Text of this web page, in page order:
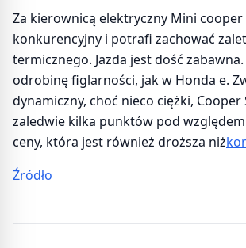
Za kierownicą elektryczny Mini
konkurencyjny i potrafi zachować
termicznego. Jazda jest dość
odrobinę figlarności, jak w Honda e.
dynamiczny, choć nieco ciężki, Cooper
zaledwie kilka punktów pod
ceny, która jest również droższa niż
Źródło